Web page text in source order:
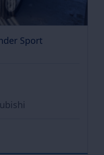
Sport